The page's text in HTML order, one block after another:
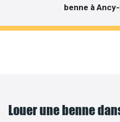
benne à
Louer une benne